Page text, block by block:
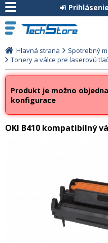
Prihlásenie
Hlavná strana
Spotrebný
Tonery a válce pre laserovú
Produkt je možno
konfigurace
OKI B410 kompatibilný